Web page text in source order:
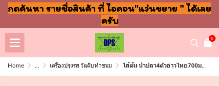
กดค้นหา รายชื่อสินค้า ที่ ไอคอน"แว่นขยาย " ได้เลย
ครับ
0
Home ... เครื่องปรุงรส วัตุดิบทำขนม ไส้ต้น น้ำปลา4ตัวอ่าวไทย700มล (ขวด)